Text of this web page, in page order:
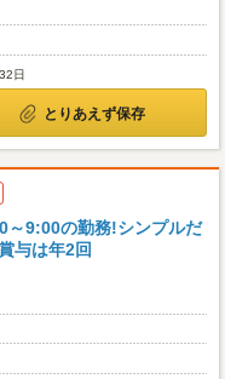
日
とりあえず保存
～9:00の勤務!シンプルだ
与は年2回